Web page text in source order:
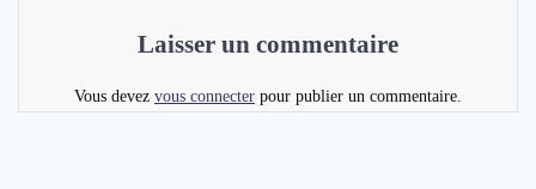
Laisser un commentaire
Vous devez vous connecter pour publier un commentaire.